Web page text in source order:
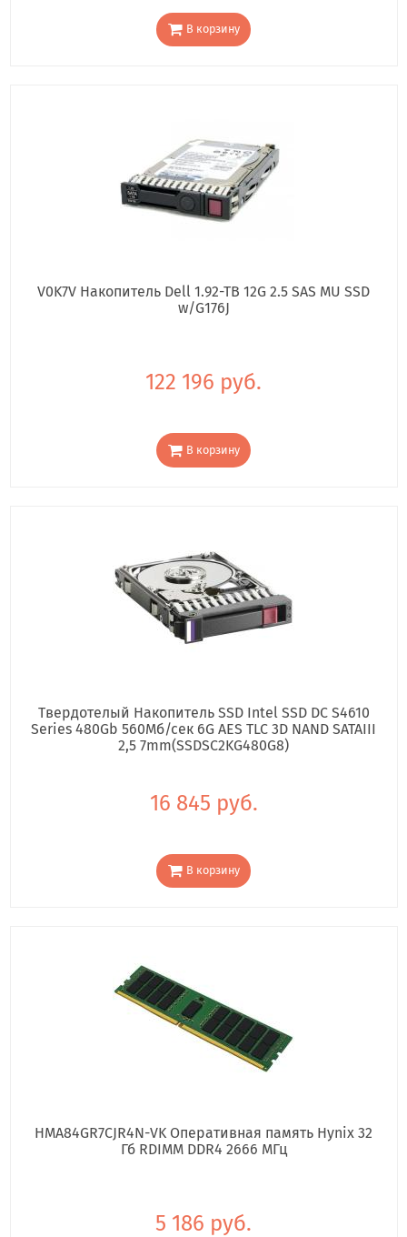
В корзину
V0K7V Накопитель Dell 1.92-TB 12G 2.5 SAS MU SSD
w/G176J
122 196 руб.
В корзину
Твердотелый Накопитель SSD Intel SSD DC S4610
Series 480Gb 560Мб/сек 6G AES TLC 3D NAND SATAIII
2,5 7mm(SSDSC2KG480G8)
16 845 руб.
В корзину
HMA84GR7CJR4N-VK Оперативная память Hynix 32
Гб RDIMM DDR4 2666 МГц
5 186 руб.